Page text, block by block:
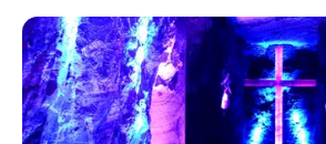
HOME
INSPIRASI
STYLE
FILM &
SERIES
NGAKAK
QUOTES
HYPE
MORE